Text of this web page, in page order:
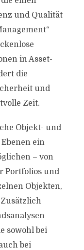
und Qualität
in Asset-
die
und
Zeit.
Objekt- und
ein
– von
Portfolios und
Objekten,
sowohl bei
bei